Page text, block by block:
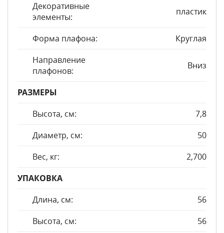
Декоративные
элементы:
пластик
Форма плафона:
Круглая
Направление
плафонов:
Вниз
РАЗМЕРЫ
Высота, см:
7,8
Диаметр, см:
50
Вес, кг:
2,700
УПАКОВКА
Длина, см:
56
Высота, см:
56